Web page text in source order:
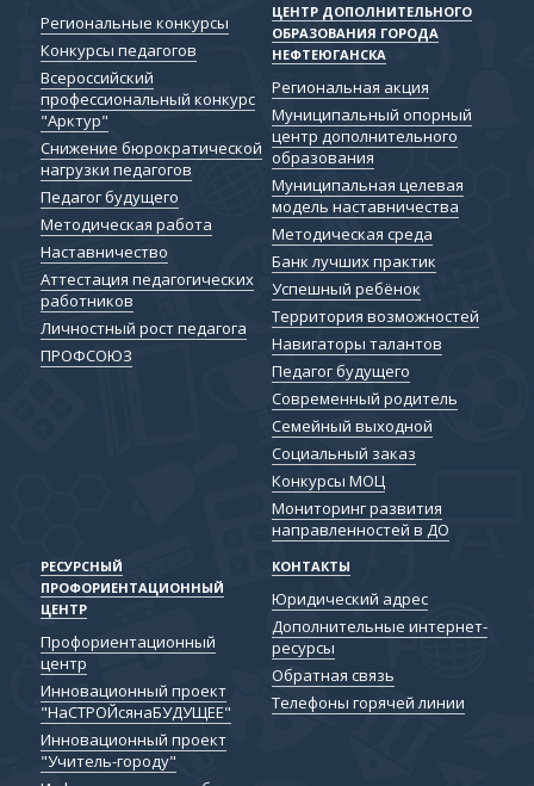
Региональные конкурсы
Конкурсы педагогов
Всероссийский
профессиональный конкурс
"Арктур"
Снижение бюрократической
нагрузки педагогов
Педагог будущего
Методическая работа
Наставничество
Аттестация педагогических
работников
Личностный рост педагога
ПРОФСОЮЗ
ЦЕНТР ДОПОЛНИТЕЛЬНОГО
ОБРАЗОВАНИЯ ГОРОДА
НЕФТЕЮГАНСКА
Региональная акция
Муниципальный опорный
центр дополнительного
образования
Муниципальная целевая
модель наставничества
Методическая среда
Банк лучших практик
Успешный ребёнок
Территория возможностей
Навигаторы талантов
Педагог будущего
Современный родитель
Семейный выходной
Социальный заказ
Конкурсы МОЦ
Мониторинг развития
направленностей в ДО
РЕСУРСНЫЙ
ПРОФОРИЕНТАЦИОННЫЙ
ЦЕНТР
Профориентационный
центр
Инновационный проект
"НаСТРОЙсянаБУДУЩЕЕ"
Инновационный проект
"Учитель-городу"
КОНТАКТЫ
Юридический адрес
Дополнительные интернет-
ресурсы
Обратная связь
Телефоны горячей линии